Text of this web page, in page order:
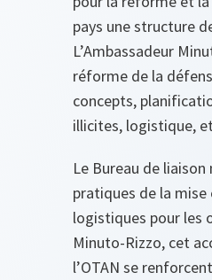
pays une structure
L’Ambassadeur
réforme de la
concepts,
illicites, logistique,
Le Bureau de
pratiques de la
logistiques pour les
Minuto‑Rizzo, cet
l’OTAN se